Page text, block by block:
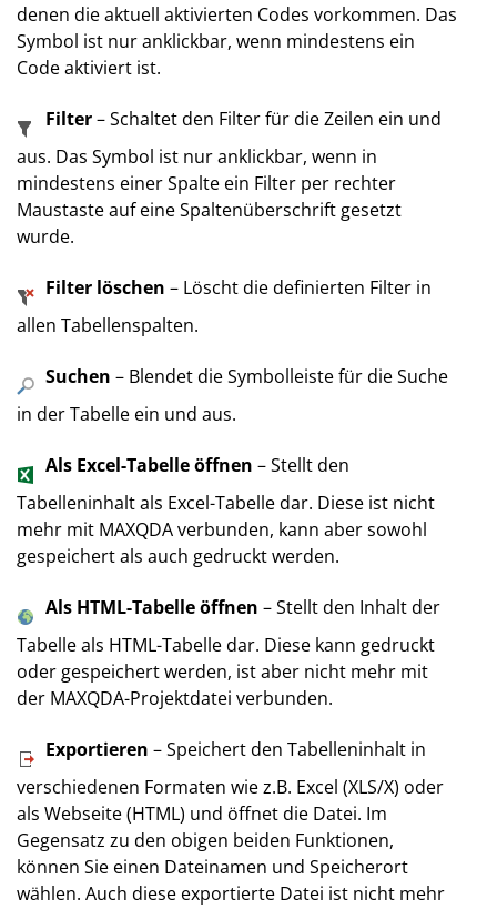
denen die aktuell aktivierten Codes vorkommen. Das
Symbol ist nur anklickbar, wenn mindestens ein
Code aktiviert ist.
Filter– Schaltet den Filter für die Zeilen ein und
aus. Das Symbol ist nur anklickbar, wenn in
mindestens einer Spalte ein Filter per rechter
Maustaste auf eine Spaltenüberschrift gesetzt
wurde.
Filter löschen – Löscht die definierten Filter in
allen Tabellenspalten.
Suchen – Blendet die Symbolleiste für die Suche
in der Tabelle ein und aus.
Als Excel-Tabelle öffnen – Stellt den
Tabelleninhalt als Excel-Tabelle dar. Diese ist nicht
mehr mit MAX­QDA verbunden, kann aber sowohl
gespeichert als auch gedruckt werden.
Als HTML-Tabelle öffnen – Stellt den Inhalt der
Tabelle als HTML-Tabelle dar. Diese kann gedruckt
oder gespeichert werden, ist aber nicht mehr mit
der MAX­QDA-Projektdatei verbunden.
Exportieren – Speichert den Tabelleninhalt in
verschiedenen Formaten wie z.B. Excel (XLS/X) oder
als Webseite (HTML) und öffnet die Datei. Im
Gegensatz zu den obigen beiden Funktionen,
können Sie einen Dateinamen und Speicherort
wählen. Auch diese exportierte Datei ist nicht mehr